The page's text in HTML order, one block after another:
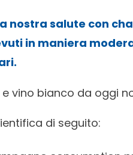
nostra salute con
in maniera
vino bianco da oggi
di seguito: